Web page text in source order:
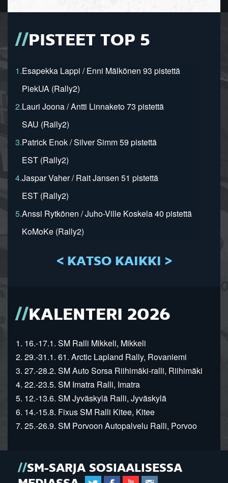
PISTEET TOP 5
1.Esapekka Lappi / Enni Mälkönen 93 pistettä
PiekUA (Rally2)
2.Lauri Joona / Antti Linnaketo 73 pistettä
SAU (Rally2)
3.Patrick Enok / Silver Simm 59 pistettä
EST (Rally2)
4.Jaspar Vaher / Rait Jansen 51 pistettä
EST (Rally2)
5.Anssi Rytkönen / Juho-Ville Koskela 40 pistettä
KoMoKe (Rally2)
< KATSO KAIKKI >
KALENTERI 2026
1. 16.-17.1. SM Ralli Mikkeli, Mikkeli
2. 29.-31.1. 61. Arctic Lapland Rally, Rovaniemi
3. 27.-28.2. SM Auto Sorsa Riihimäki-ralli, Riihimäki
4. 22.-23.5. SM Imatra Ralli, Imatra
5. 12.-13.6. SM Jyväskylä Ralli, Jyväskylä
6. 14.-15.8. Fixus SM Ralli Kitee, Kitee
7. 25.-26.9. SM Porvoon Autopalvelu Ralli, Porvoo
SM-SARJA SOSIAALISESSA